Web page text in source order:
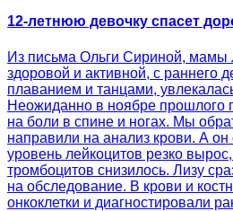
12-летнюю девочку спасет
Из письма Ольги Сириной, мамы
здоровой и активной, с раннего
плаванием и танцами,
Неожиданно в ноябре прошлого
на боли в спине и ногах. Мы
направили на анализ крови. А он
уровень лейкоцитов резко
тромбоцитов снизилось. Лизу
на обследование. В крови и
онкоклетки и диагностировали